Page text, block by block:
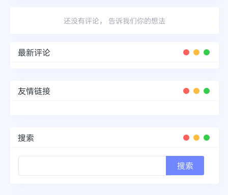
还没有评论， 告诉我们你的想法
最新评论
友情链接
搜索